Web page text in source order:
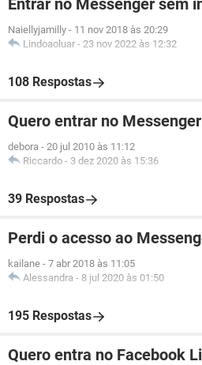
Entrar no Messenger sem
Naiellyjamilly - 11 nov 2018 às 20:29
Lindoaoluar - 23 nov 2022 às 12:32
108 Respostas
Quero entrar no Messenger
debora - 20 jul 2010 às 11:12
Riccardo - 3 dez 2020 às 15:36
39 Respostas
Perdi o acesso ao
kailane - 7 abr 2018 às 11:05
Alessandra - 8 jul 2020 às 01:50
195 Respostas
Quero entra no Facebook